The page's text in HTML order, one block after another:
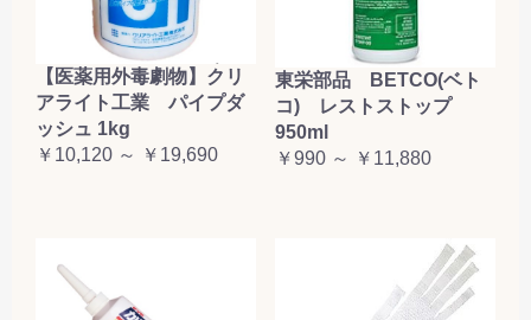
【医薬用外毒劇物】クリ
アライト工業 パイプダ
ッシュ 1kg
￥10,120 ～ ￥19,690
東栄部品 BETCO(ベト
コ) レストストップ
950ml
￥990 ～ ￥11,880